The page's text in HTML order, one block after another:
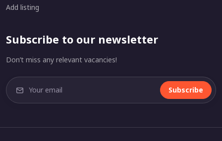
Add listing
Subscribe to our newsletter
Don’t miss any relevant vacancies!
Subscribe